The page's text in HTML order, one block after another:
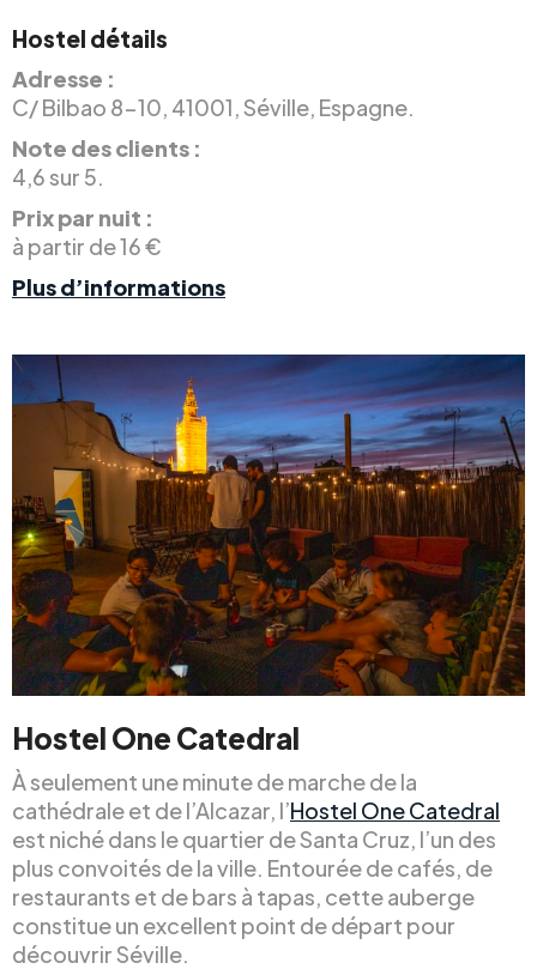
Hostel détails
Adresse :
C/ Bilbao 8-10, 41001, Séville, Espagne.
Note des clients :
4,6 sur 5.
Prix par nuit :
à partir de 16 €
Plus d’informations
Hostel One Catedral
À seulement une minute de marche de la
cathédrale et de l’Alcazar, l’Hostel One Catedral
est niché dans le quartier de Santa Cruz, l’un des
plus convoités de la ville. Entourée de cafés, de
restaurants et de bars à tapas, cette auberge
constitue un excellent point de départ pour
découvrir Séville.